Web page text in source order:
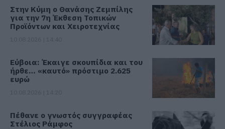
Στην Κύμη ο Θανάσης Ζεμπίλης
για την 7η Έκθεση Τοπικών
Προϊόντων και Χειροτεχνίας
Εύβοια: Έκαιγε σκουπίδια και του
ήρθε… «καυτό» πρόστιμο 2.625
ευρώ
Πέθανε ο γνωστός συγγραφέας
Στέλιος Ράμφος